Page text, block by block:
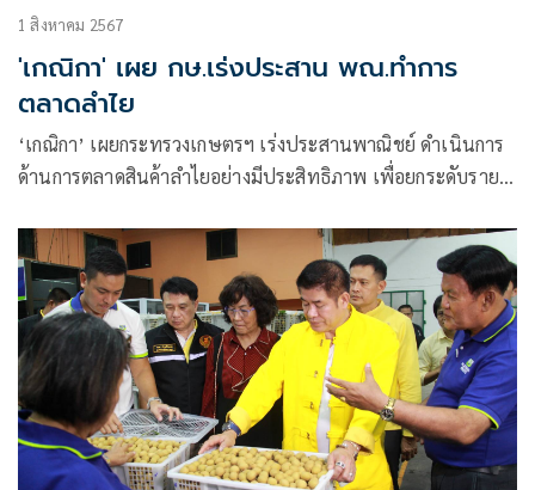
1 สิงหาคม 2567
'เกณิกา' เผย กษ.เร่งประสาน พณ.ทำการ
ตลาดลำไย
‘เกณิกา’ เผยกระทรวงเกษตรฯ เร่งประสานพาณิชย์ ดำเนินการ
ด้านการตลาดสินค้าลำไยอย่างมีประสิทธิภาพ เพื่อยกระดับราย